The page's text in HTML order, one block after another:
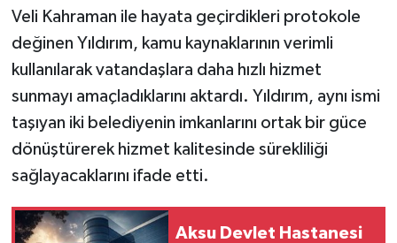
Veli Kahraman ile hayata geçirdikleri protokole
değinen Yıldırım, kamu kaynaklarının verimli
kullanılarak vatandaşlara daha hızlı hizmet
sunmayı amaçladıklarını aktardı. Yıldırım, aynı ismi
taşıyan iki belediyenin imkanlarını ortak bir güce
dönüştürerek hizmet kalitesinde sürekliliği
sağlayacaklarını ifade etti.
Aksu Devlet Hastanesi